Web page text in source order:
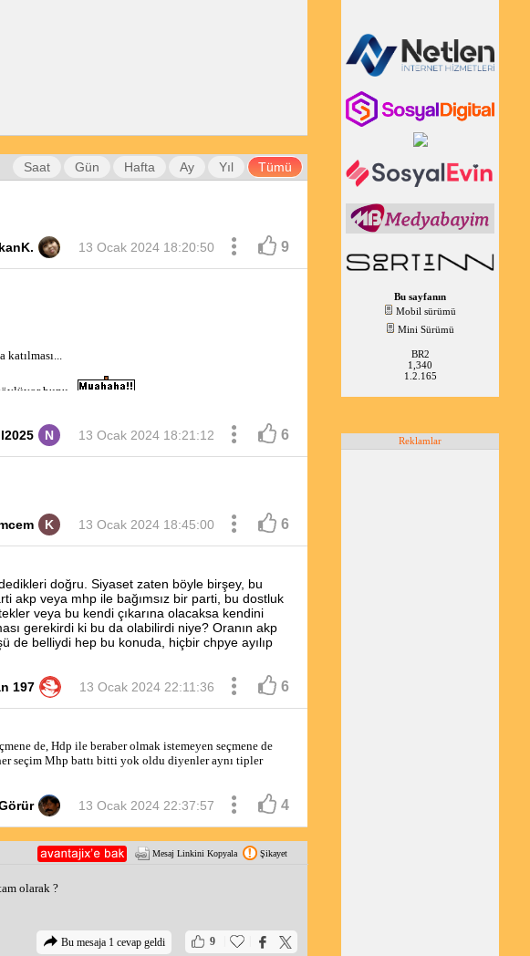
Saat Gün Hafta Ay Yıl Tümü
13 Ocak 2024 18:20:50 9
bunu
N 13 Ocak 2024 18:21:12 6
K 13 Ocak 2024 18:45:00 6
doğru. Siyaset zaten böyle birşey, bu
akp veya mhp ile bağımsız bir parti, bu dostluk
veya bu kendi çıkarına olacaksa kendini
gerekirdi ki bu da olabilirdi niye? Oranın akp
de belliydi hep bu konuda, hiçbir chpye ayılıp
197 13 Ocak 2024 22:11:36 6
de, Hdp ile beraber olmak istemeyen seçmene de
seçim Mhp battı bitti yok oldu diyenler aynı tipler
13 Ocak 2024 22:37:57 4
Mesaj Linkini Kopyala Şikayet
olarak ?
9
Bu mesaja 1 cevap geldi
Bu sayfanın
Mobil sürümü
Mini Sürümü
BR2
1,340
1.2.165
Reklamlar